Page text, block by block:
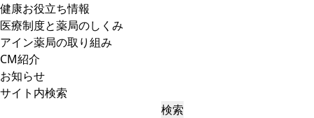
健康お役立ち情報
医療制度と薬局のしくみ
アイン薬局の取り組み
CM紹介
お知らせ
サイト内検索
検索